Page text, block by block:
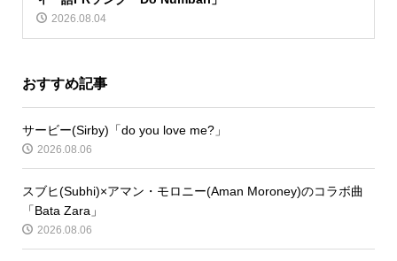
2026.08.04
おすすめ記事
サービー(Sirby)「do you love me?」
2026.08.06
スブヒ(Subhi)×アマン・モロニー(Aman Moroney)のコラボ曲
「Bata Zara」
2026.08.06